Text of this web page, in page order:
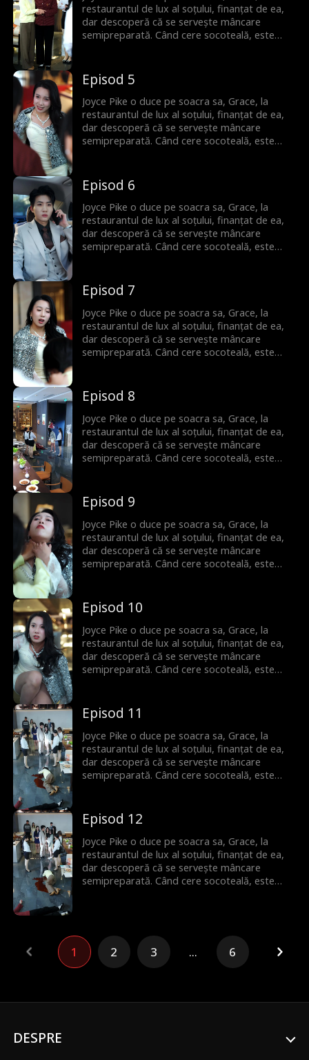
restaurantul de lux al soțului, finanțat de ea,
dar descoperă că se servește mâncare
semipreparată. Când cere socoteală, este
Episod 5
Joyce Pike o duce pe soacra sa, Grace, la
restaurantul de lux al soțului, finanțat de ea,
dar descoperă că se servește mâncare
semipreparată. Când cere socoteală, este
Episod 6
Joyce Pike o duce pe soacra sa, Grace, la
restaurantul de lux al soțului, finanțat de ea,
dar descoperă că se servește mâncare
semipreparată. Când cere socoteală, este
Episod 7
Joyce Pike o duce pe soacra sa, Grace, la
restaurantul de lux al soțului, finanțat de ea,
dar descoperă că se servește mâncare
semipreparată. Când cere socoteală, este
Episod 8
Joyce Pike o duce pe soacra sa, Grace, la
restaurantul de lux al soțului, finanțat de ea,
dar descoperă că se servește mâncare
semipreparată. Când cere socoteală, este
Episod 9
Joyce Pike o duce pe soacra sa, Grace, la
restaurantul de lux al soțului, finanțat de ea,
dar descoperă că se servește mâncare
semipreparată. Când cere socoteală, este
Episod 10
Joyce Pike o duce pe soacra sa, Grace, la
restaurantul de lux al soțului, finanțat de ea,
dar descoperă că se servește mâncare
semipreparată. Când cere socoteală, este
Episod 11
Joyce Pike o duce pe soacra sa, Grace, la
restaurantul de lux al soțului, finanțat de ea,
dar descoperă că se servește mâncare
semipreparată. Când cere socoteală, este
Episod 12
Joyce Pike o duce pe soacra sa, Grace, la
restaurantul de lux al soțului, finanțat de ea,
dar descoperă că se servește mâncare
semipreparată. Când cere socoteală, este
1 2 3 ... 6
DESPRE